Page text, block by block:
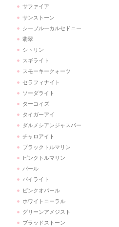
サファイア
サンストーン
シーブルーカルセドニー
翡翠
シトリン
スギライト
スモーキークォーツ
セラフィナイト
ソーダライト
ターコイズ
タイガーアイ
ダルメシアンジャスパー
チャロアイト
ブラックトルマリン
ピンクトルマリン
パール
パイライト
ピンクオパール
ホワイトコーラル
グリーンアメジスト
ブラッドストーン